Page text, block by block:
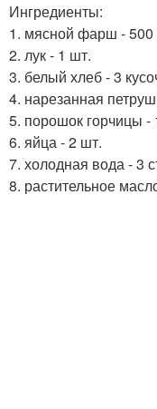
Ингредиенты:
1. мясной фарш - 500
2. лук - 1 шт.
3. белый хлеб - 3
4. нарезанная
5. порошок горчицы -
6. яйца - 2 шт.
7. холодная вода - 3
8. растительное